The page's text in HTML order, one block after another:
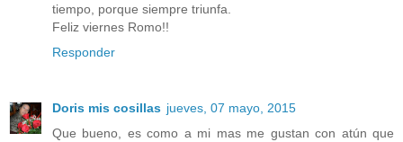
tiempo, porque siempre triunfa.
Feliz viernes Romo!!
Responder
Doris mis cosillas jueves, 07 mayo, 2015
Que bueno, es como a mi mas me gustan con atún que